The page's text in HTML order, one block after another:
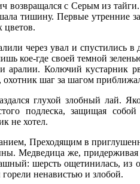
с Серым из
тишину. Первые утренние
цветов.
через увал и спустились
кое-где своей темной
аралии. Колючий кустарник
шаг за шагом
глухой злобный лай.
подлеска, защищая
не хотел.
Преходящим в
Медведица же,
шерсть ощетинилась, из
ненавистью и злобой.